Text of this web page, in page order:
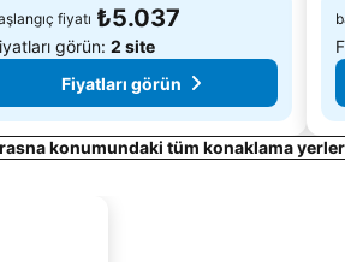
fiyatı ₺5.037
görün: 2 site
Fiyatları görün
konumundaki tüm konaklama